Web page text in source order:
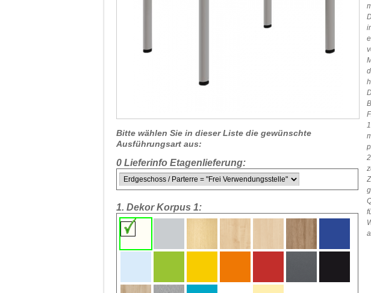
Bitte wählen Sie in dieser Liste die gewünschte
Ausführungsart aus:
0 Lieferinfo Etagenlieferung:
1. Dekor Korpus 1: